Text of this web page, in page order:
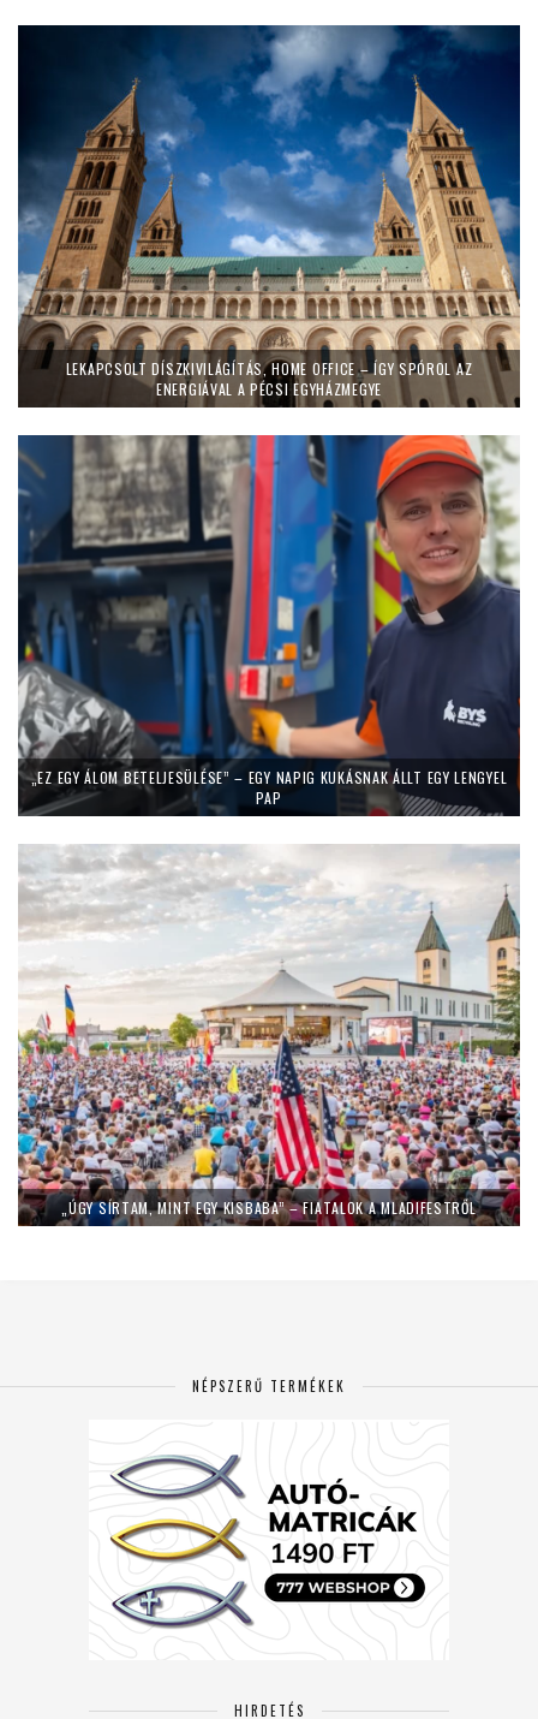
LEKAPCSOLT DÍSZKIVILÁGÍTÁS, HOME OFFICE – ÍGY SPÓROL AZ
ENERGIÁVAL A PÉCSI EGYHÁZMEGYE
„EZ EGY ÁLOM BETELJESÜLÉSE” – EGY NAPIG KUKÁSNAK ÁLLT EGY LENGYEL
PAP
„ÚGY SÍRTAM, MINT EGY KISBABA” – FIATALOK A MLADIFESTRŐL
NÉPSZERŰ TERMÉKEK
HIRDETÉS